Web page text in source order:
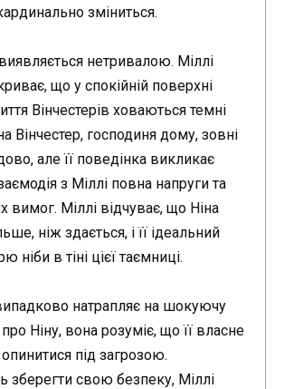
зміниться.
нетривалою. Міллі
що у спокійній поверхні
Вінчестерів ховаються темні
Вінчестер, господиня дому, зовні
але її поведінка викликає
з Міллі повна напруги та
вимог. Міллі відчуває, що Ніна
ніж здається, і її ідеальний
ніби в тіні цієї таємниці.
натрапляє на шокуючу
Ніну, вона розуміє, що її власне
під загрозою.
зберегти свою безпеку, Міллі